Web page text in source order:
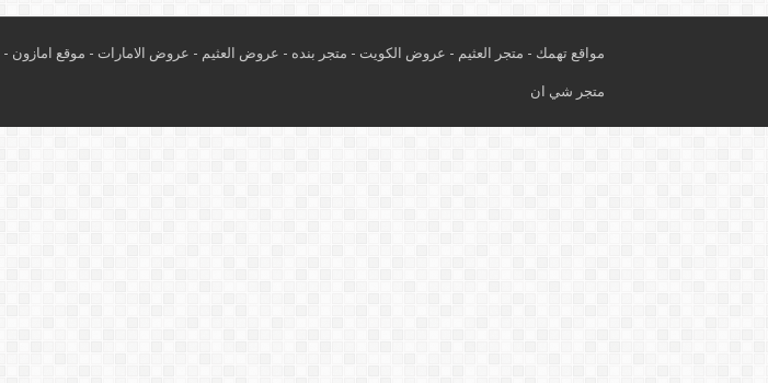
مواقع تهمك - متجر العثيم - عروض الكويت - متجر بنده - عروض العثيم - عروض الامارات - موقع امازون -
متجر شي ان